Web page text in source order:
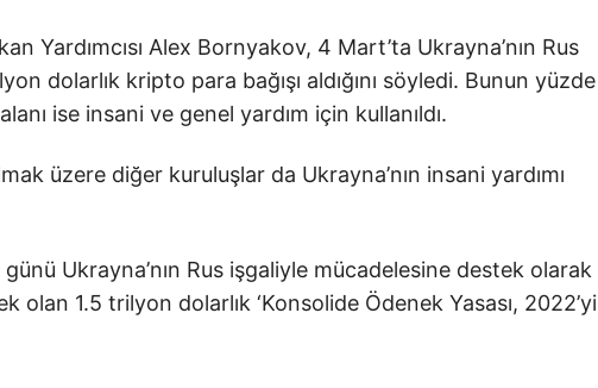
Yardımcısı Alex Bornyakov, 4 Mart’ta Ukrayna’nın Rus
dolarlık kripto para bağışı aldığını söyledi. Bunun yüzde
ise insani ve genel yardım için kullanıldı.
üzere diğer kuruluşlar da Ukrayna’nın insani yardımı
günü Ukrayna’nın Rus işgaliyle mücadelesine destek olarak
olan 1.5 trilyon dolarlık ‘Konsolide Ödenek Yasası, 2022’yi